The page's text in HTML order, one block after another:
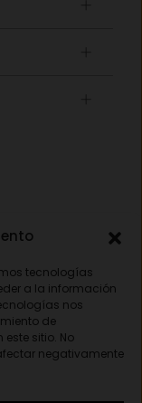
tecnologías
a la información
nos
de
sitio. No
negativamente